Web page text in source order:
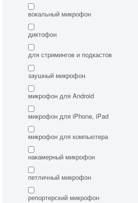
Услуги
Новости
Статьи
Обзоры
Доставка
Сделать заказ
Юридическим лицам
вокальный микрофон
диктофон
для стримингов и подкастов
заушный микрофон
микрофон для Android
микрофон для iPhone, iPad
микрофон для компьютера
накамерный микрофон
петличный микрофон
репортерский микрофон